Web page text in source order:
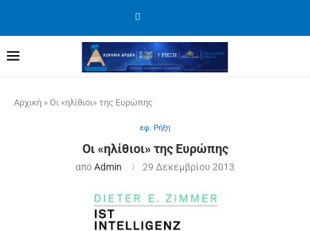
Αρχική » Οι «ηλίθιοι» της Ευρώπης
εφ. Ρήξη
Οι «ηλίθιοι» της Ευρώπης
απόAdmin 29 Δεκεμβρίου 2013